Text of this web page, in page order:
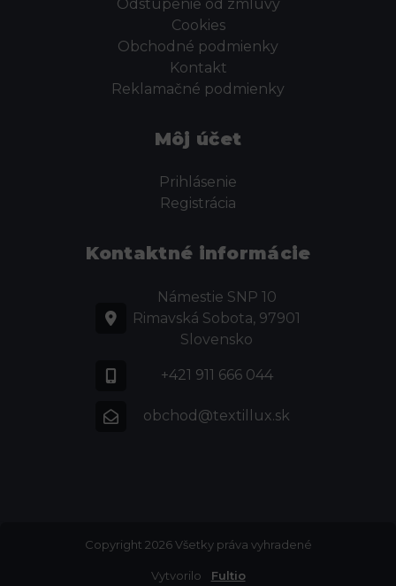
Odstúpenie od zmluvy
Cookies
Obchodné podmienky
Kontakt
Reklamačné podmienky
Môj účet
Prihlásenie
Registrácia
Kontaktné informácie
Námestie SNP 10
Rimavská Sobota, 97901
Slovensko
+421 911 666 044
obchod@textillux.sk
Copyright 2026 Všetky práva vyhradené
Vytvorilo Fultio